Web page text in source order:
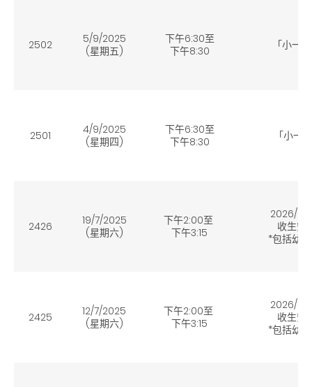
2502
5/9/2025
(星期五)
下午6:30至
下午8:30
「小一
2501
4/9/2025
(星期四)
下午6:30至
下午8:30
「小一
2426
19/7/2025
(星期六)
下午2:00至
下午3:15
2026/27
收生安
*包括幼
2425
12/7/2025
(星期六)
下午2:00至
下午3:15
2026/27
收生安
*包括幼